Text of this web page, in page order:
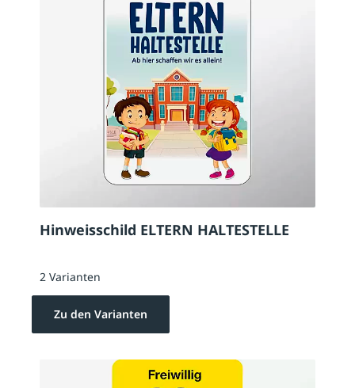
Hinweisschild ELTERN HALTESTELLE
2 Varianten
Zu den Varianten